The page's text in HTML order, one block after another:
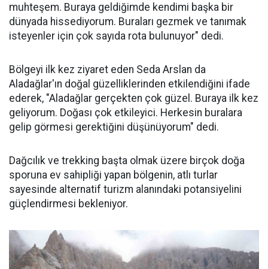
muhteşem. Buraya geldiğimde kendimi başka bir
dünyada hissediyorum. Buraları gezmek ve tanımak
isteyenler için çok sayıda rota bulunuyor" dedi.
Bölgeyi ilk kez ziyaret eden Seda Arslan da
Aladağlar'ın doğal güzelliklerinden etkilendiğini ifade
ederek, "Aladağlar gerçekten çok güzel. Buraya ilk kez
geliyorum. Doğası çok etkileyici. Herkesin buralara
gelip görmesi gerektiğini düşünüyorum" dedi.
Dağcılık ve trekking başta olmak üzere birçok doğa
sporuna ev sahipliği yapan bölgenin, atlı turlar
sayesinde alternatif turizm alanındaki potansiyelini
güçlendirmesi bekleniyor.